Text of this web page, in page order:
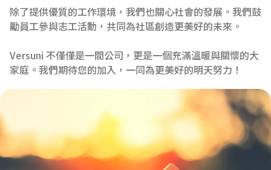
除了提供優質的工作環境，我們也關心社會的發展。我們鼓
勵員工參與志工活動，共同為社區創造更美好的未來。
Versuni 不僅僅是一間公司，更是一個充滿溫暖與關懷的大
家庭。我們期待您的加入，一同為更美好的明天努力！